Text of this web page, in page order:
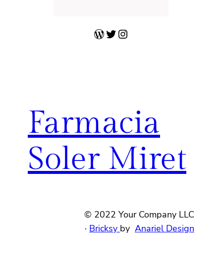
WordPress
Twitter
Instagram
Farmacia
Soler Miret
© 2022 Your Company LLC
· Bricksy by Anariel Design